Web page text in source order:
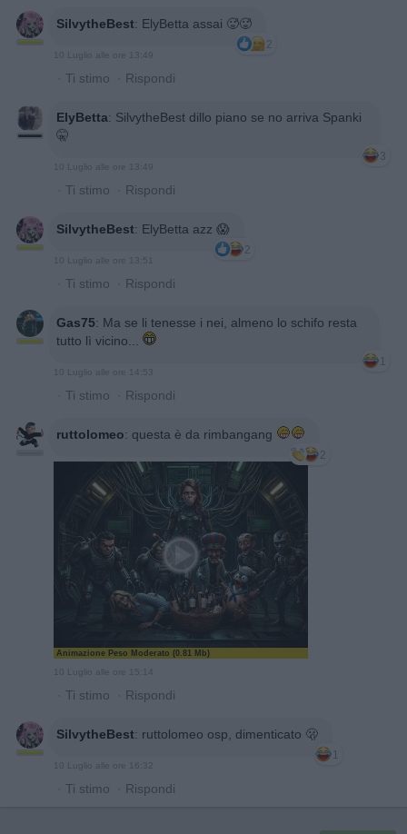
SilvytheBest: ElyBetta assai 🥵🥵
2
10 Luglio alle ore 13:49
· Ti stimo · Rispondi
ElyBetta: SilvytheBest dillo piano se no arriva Spanki
🤫
3
10 Luglio alle ore 13:49
· Ti stimo · Rispondi
SilvytheBest: ElyBetta azz 😱
2
· Ti stimo · Rispondi
Gas75: Ma se li tenesse i nei, almeno lo schifo resta
tutto lì vicino...
1
· Ti stimo · Rispondi
ruttolomeo: questa è da rimbangang
2
Animazione Peso Moderato (0.81 Mb)
· Ti stimo · Rispondi
SilvytheBest: ruttolomeo osp, dimenticato 🫢
1
· Ti stimo · Rispondi